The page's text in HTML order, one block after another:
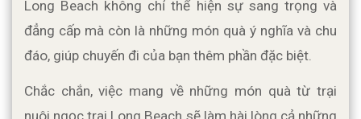
Long Beach không chỉ thể hiện sự sang trọng và
đẳng cấp mà còn là những món quà ý nghĩa và chu
đáo, giúp chuyến đi của bạn thêm phần đặc biệt.
Chắc chắn, việc mang về những món quà từ trại